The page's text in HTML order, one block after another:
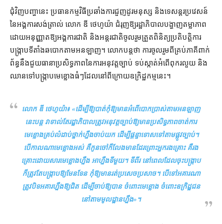
ជុំវិញ​បញ្ហា​នេះ ប្រធាន​កម្មវិធី​ប្រឆាំង​ការ​ជួញដូរ​មនុស្ស និង​ទេសន្តរប្រវេសន៍​
នៃ​អង្គការ​សង់ត្រាល់ លោក ឌី ថេហូយ៉ា ជំរុញ​ឱ្យ​រដ្ឋាភិបាល​បង្ហាញ​តម្លាភាព​
ដោយ​អនុញ្ញាត​ឱ្យ​អង្គការ​ជាតិ និង​អន្តរជាតិ​ចូលរួម​ត្រួតពិនិត្យ​ប្រតិបត្តិ​ការ​
បង្ក្រាប​ទីតាំង​ឆបោក​តាម​អនឡាញ។ លោក​បន្ត​ថា ការ​ចូលរួម​ពី​គ្រប់​ភាគី​ពាក់
ព័ន្ធ​នឹង​ជួយ​ធានា​ប្រសិទ្ធភាព​នៃ​ការអនុវត្ត​ច្បាប់ ទប់ស្កាត់​អំពើពុករលួយ និង​
ឈាន​ទៅ​បង្ក្រាប​មេខ្លោង​ធំៗ​ដែល​នៅ​ពីក្រោយ​ឧក្រិដ្ឋកម្ម​នេះ។
លោក ឌី ថេហូយ៉ា៖ «ដើម្បី​ឱ្យ​បាត់​កុំឱ្យ​មាន​អំពើ​បោកប្រាស់​តាម​អន​ឡាញ​
នេះ​បន្ត វា​ទាល់តែ​រដ្ឋាភិបាល​ត្រូវ​អនុវត្ត​ច្បាប់​ឱ្យ​មាន​ប្រសិទ្ធភាព​ចាត់ការ​
មេខ្លោង​គ្រប់​លំដាប់​ថ្នាក់​ហ្នឹង​ចាប់​យក ដើម្បី​ផ្ដន្ទាទោស​ទៅតាម​ផ្លូវច្បាប់​។
បើកាលណា​មេខ្លោង​អស់ គឺ​កូនចៅ​ក៏​លែង​មាន​ដែរ​ព្រោះ​អ្នករងគ្រោះ គឺ​រង
គ្រោះ​ដោយសារ​មេខ្លោង​ហ្នឹង អាហ្នឹង​ទីមួយ​។ ទី​ពីរ នៅពេល​ដែល​ចុះ​បង្ក្រាប​
ក៏​ត្រូវតែ​បង្ក្រាប​ឱ្យ​មែនទែន កុំឱ្យ​មាន​រត់​ប្រសេចប្រសាច​។ បើ​ទៅ​អគារ​ណា
ត្រូវ​បិទ​អគារ​ហ្នឹង​ឱ្យ​ជិត ដើម្បី​ចាប់​ឱ្យ​បាន ចំពោះ​មេខ្លោង ចំពោះ​ឧក្រិដ្ឋជន​
នៅ​តាម​មូលដ្ឋាន​ហ្នឹង»។